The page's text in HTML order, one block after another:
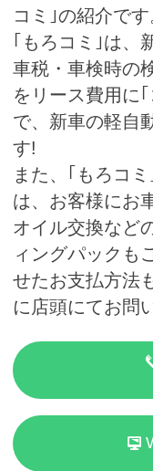
コミ｣の紹介です
｢もろコミ｣は、
車税・車検時の
をリース費用に
で、新車の軽自
す!
また、｢もろコ
は、お客様にお
オイル交換など
ィングパックも
せたお支払方法
に店頭にてお問